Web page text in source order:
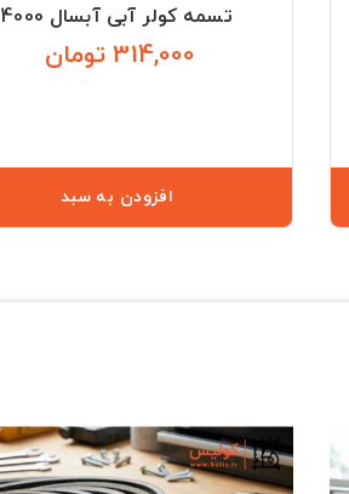
تسمه کولر آبی آبسال 4000
314,000 تومان
افزودن به سبد